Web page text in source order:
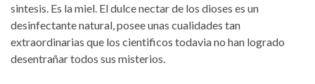
sintesis. Es la miel. El dulce nectar de los dioses es un
desinfectante natural, posee unas cualidades tan
extraordinarias que los cientificos todavia no han logrado
desentrañar todos sus misterios.